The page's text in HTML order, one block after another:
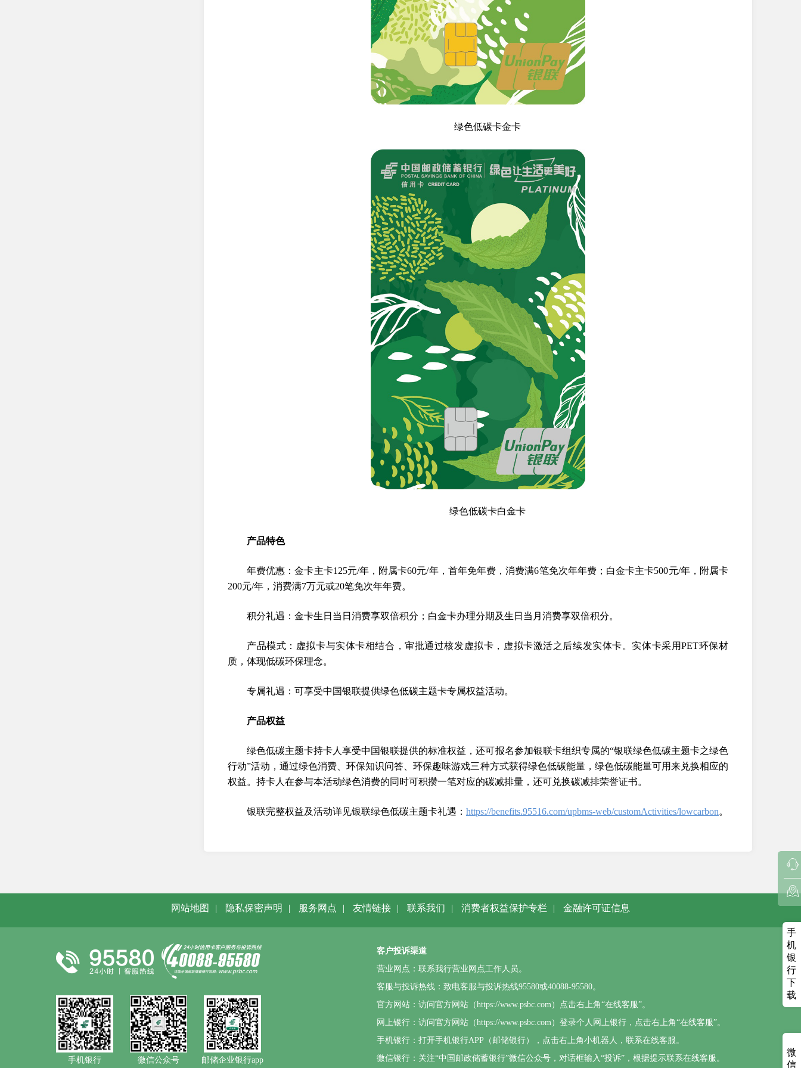
绿色低碳卡金卡
绿色低碳卡白金卡
产品特色
年费优惠：金卡主卡125元/年，附属卡60元/年，首年免年费，消费满6笔免次年年费；白金卡主卡500元/年，附属卡
200元/年，消费满7万元或20笔免次年年费。
积分礼遇：金卡生日当日消费享双倍积分；白金卡办理分期及生日当月消费享双倍积分。
产品模式：虚拟卡与实体卡相结合，审批通过核发虚拟卡，虚拟卡激活之后续发实体卡。实体卡采用PET环保材
质，体现低碳环保理念。
专属礼遇：可享受中国银联提供绿色低碳主题卡专属权益活动。
产品权益
绿色低碳主题卡持卡人享受中国银联提供的标准权益，还可报名参加银联卡组织专属的“银联绿色低碳主题卡之绿色
行动”活动，通过绿色消费、环保知识问答、环保趣味游戏三种方式获得绿色低碳能量，绿色低碳能量可用来兑换相应的
权益。持卡人在参与本活动绿色消费的同时可积攒一笔对应的碳减排量，还可兑换碳减排荣誉证书。
银联完整权益及活动详见银联绿色低碳主题卡礼遇： https://benefits.95516.com/upbms-web/customActivities/lowcarbon。
网站地图 | 隐私保密声明 | 服务网点 | 友情链接 | 联系我们 | 消费者权益保护专栏 | 金融许可证信息
手机银行 微信公众号 邮储企业银行app
客户投诉渠道
营业网点：联系我行营业网点工作人员。
客服与投诉热线：致电客服与投诉热线95580或40088-95580。
官方网站：访问官方网站（https://www.psbc.com）点击右上角“在线客服”。
网上银行：访问官方网站（https://www.psbc.com）登录个人网上银行，点击右上角“在线客服”。
手机银行：打开手机银行APP（邮储银行），点击右上角小机器人，联系在线客服。
微信银行：关注“中国邮政储蓄银行”微信公众号，对话框输入“投诉”，根据提示联系在线客服。
手
机
银
行
下
载
微
信